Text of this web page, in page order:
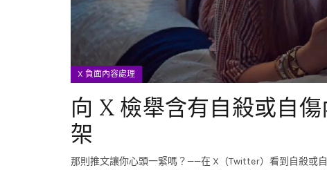
X 負面內容處理
向 X 檢舉含有自殺或自
架
那則推文讓你心頭一緊嗎？——在 X（Twitter）看到自殺或